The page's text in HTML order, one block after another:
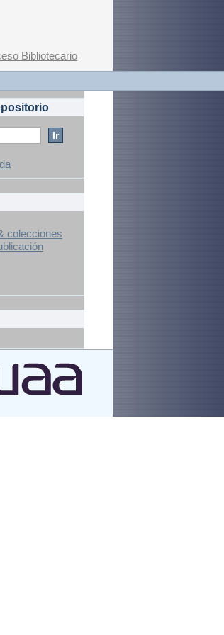
Bibliotecario
colecciones